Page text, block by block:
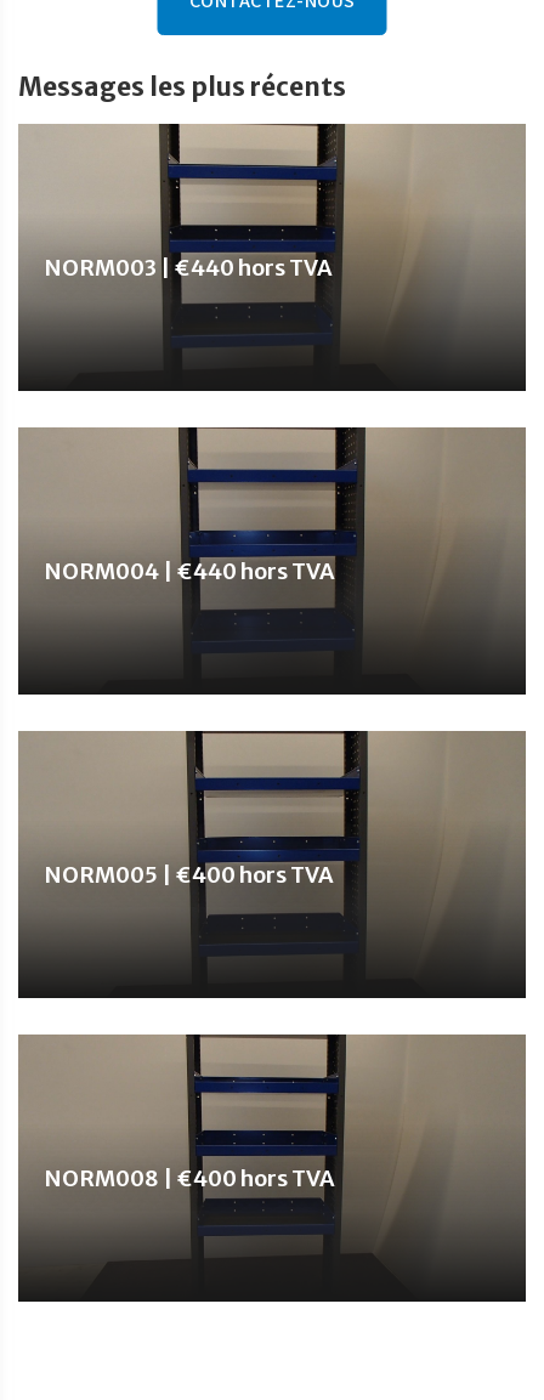
Messages les plus récents
NORM003 | €440 hors TVA
NORM004 | €440 hors TVA
NORM005 | €400 hors TVA
NORM008 | €400 hors TVA